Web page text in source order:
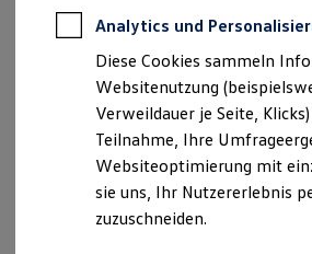
Kfz-Versicherung
Garantien
Wartungsverträge
Geschäftskunden
Professional Class bei
Großkunden
Behörden
Direktkunden
Sonderfahrzeuge
Anpfiff zum Gewinn
Verantwortlich für die Inhalte auf dieser
Impressum & Rechtliches)
Klosterweg 40-42, 73072
Analytics und
Diese Cookies sammeln
Websitenutzung
Verweildauer je Seite,
Teilnahme, Ihre
Websiteoptimierung mit
sie uns, Ihr Nutzererlebnis
zuzuschneiden.